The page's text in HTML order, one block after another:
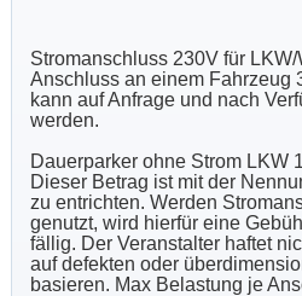
Stromanschluss 230V für
Anschluss an einem Fahrzeug
kann auf Anfrage und nach
werden.
Dauerparker ohne Strom LKW
Dieser Betrag ist mit der
zu entrichten. Werden
genutzt, wird hierfür eine
fällig. Der Veranstalter haftet
auf defekten oder
basieren. Max Belastung je